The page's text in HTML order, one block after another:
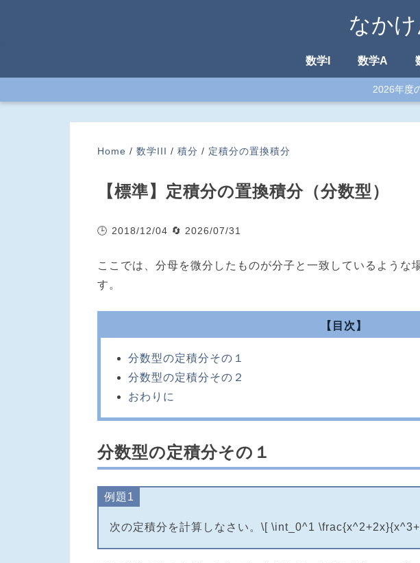
なか
数学I 数学A
2026年度
Home / 数学III / 積分 / 定積分の置換積分
【標準】定積分の置換積分（分数型）
🕒 2018/12/04 🔄 2026/07/31
ここでは、分母を微分したものが分子と一致しているような
す。
【目次】
分数型の定積分その１
分数型の定積分その２
おわりに
分数型の定積分その１
例題1
次の定積分を計算しなさい。\[ \int_0^1